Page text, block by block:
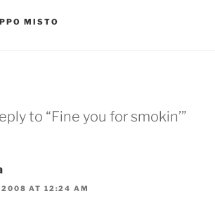
MISTO
to “Fine you for smokin’”
2008 AT 12:24 AM